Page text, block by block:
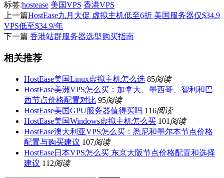
标签:hostease 美国VPS 香港VPS
上一篇HostEase九月大促 虚拟主机低至6折 美国服务器仅$34.9
VPS低至$34.9/年
下一篇 香港站群服务器选型购买指南
相关推荐
HostEase美国Linux虚拟主机怎么选 85阅读
HostEase美洲VPS怎么买：加拿大、墨西哥、智利和巴
西节点价格配置对比 95阅读
HostEase美国GPU服务器值得买吗 116阅读
HostEase美国Windows虚拟主机怎么买 101 阅读
HostEase澳大利亚VPS怎么买：悉尼和墨尔本节点价格
配置与购买建议 107阅读
HostEase日本VPS怎么买 东京大阪节点价格配置和选择
建议 112阅读